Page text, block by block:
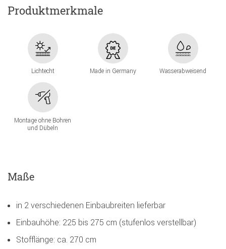
Produktmerkmale
Lichtecht Made in Germany Wasserabweisend
Montage ohne Bohren
und Dübeln
Maße
in 2 verschiedenen Einbaubreiten lieferbar
Einbauhöhe: 225 bis 275 cm (stufenlos verstellbar)
Stofflänge: ca. 270 cm